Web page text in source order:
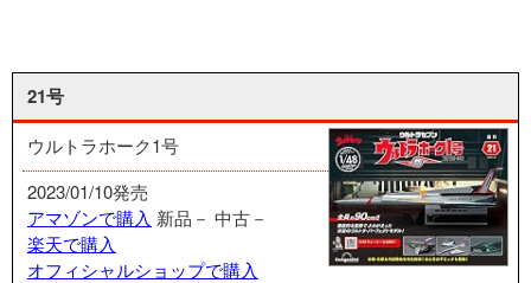
21号
ウルトラホーク1号
2023/01/10発売
アマゾンで購入 新品－ 中古－
楽天で購入
オフィシャルショップで購入